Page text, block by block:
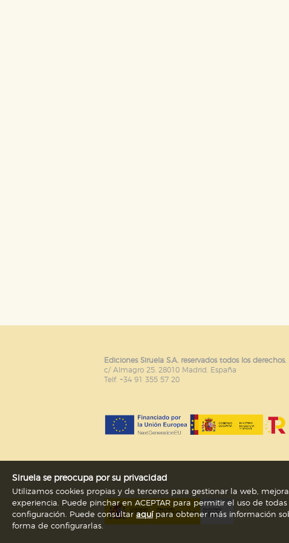
Ediciones Siruela S.A. reservados todos los derechos.
c/ Almagro 25. 28010 Madrid. España
Telf. +34 91 355 57 20
Siruela se preocupa por su privacidad
Utilizamos cookies propias y de terceros para gestionar la web,
experiencia. Puede pinchar en ACEPTAR para permitir el uso de
configuración. Puede consultaraquípara obtener más información
forma de configurarlas.